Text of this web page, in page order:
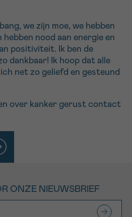
we zijn moe, we hebben
hebben nood aan energie en
positiviteit. Ik ben de
dankbaar! Ik hoop dat alle
net zo geliefd en gesteund
over kanker gerust contact
ONZE NIEUWSBRIEF